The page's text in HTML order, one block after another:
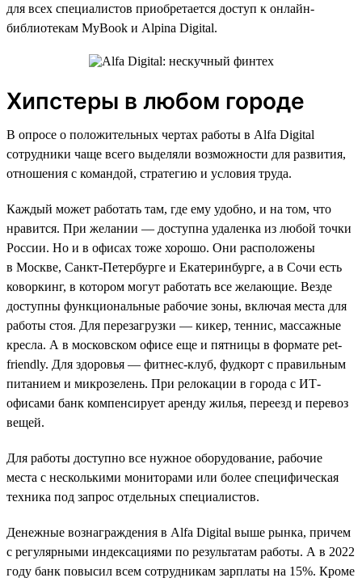
для всех специалистов приобретается доступ к онлайн-
библиотекам MyBook и Alpina Digital.
Хипстеры в любом городе
В опросе о положительных чертах работы в Alfa Digital
сотрудники чаще всего выделяли возможности для развития,
отношения с командой, стратегию и условия труда.
Каждый может работать там, где ему удобно, и на том, что
нравится. При желании — доступна удаленка из любой точки
России. Но и в офисах тоже хорошо. Они расположены
в Москве, Санкт-Петербурге и Екатеринбурге, а в Сочи есть
коворкинг, в котором могут работать все желающие. Везде
доступны функциональные рабочие зоны, включая места для
работы стоя. Для перезагрузки — кикер, теннис, массажные
кресла. А в московском офисе еще и пятницы в формате pet-
friendly. Для здоровья — фитнес-клуб, фудкорт с правильным
питанием и микрозелень. При релокации в города с ИТ-
офисами банк компенсирует аренду жилья, переезд и перевоз
вещей.
Для работы доступно все нужное оборудование, рабочие
места с несколькими мониторами или более специфическая
техника под запрос отдельных специалистов.
Денежные вознаграждения в Alfa Digital выше рынка, причем
с регулярными индексациями по результатам работы. А в 2022
году банк повысил всем сотрудникам зарплаты на 15%. Кроме